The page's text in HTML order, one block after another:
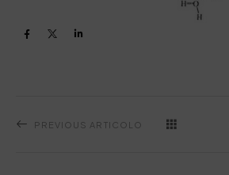
PREVIOUS ARTICOLO